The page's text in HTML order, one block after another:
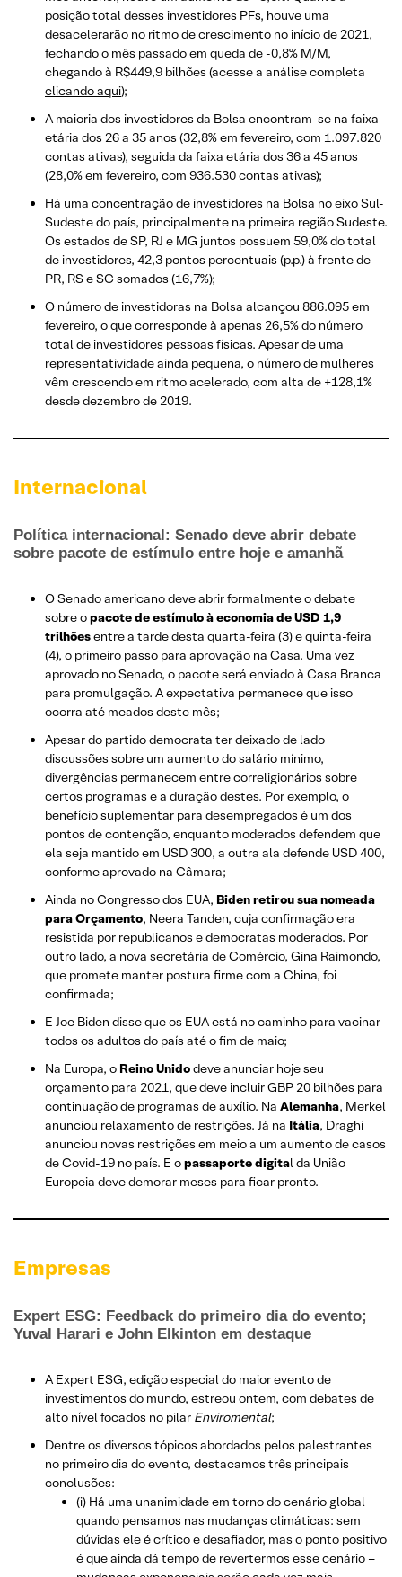
posição total desses investidores PFs, houve uma
desacelerarão no ritmo de crescimento no início de 2021,
fechando o mês passado em queda de -0,8% M/M,
chegando à R$449,9 bilhões (acesse a análise completa
clicando aqui);
A maioria dos investidores da Bolsa encontram-se na faixa
etária dos 26 a 35 anos (32,8% em fevereiro, com 1.097.820
contas ativas), seguida da faixa etária dos 36 a 45 anos
(28,0% em fevereiro, com 936.530 contas ativas);
Há uma concentração de investidores na Bolsa no eixo Sul-
Sudeste do país, principalmente na primeira região Sudeste.
Os estados de SP, RJ e MG juntos possuem 59,0% do total
de investidores, 42,3 pontos percentuais (p.p.) à frente de
PR, RS e SC somados (16,7%);
O número de investidoras na Bolsa alcançou 886.095 em
fevereiro, o que corresponde à apenas 26,5% do número
total de investidores pessoas físicas. Apesar de uma
representatividade ainda pequena, o número de mulheres
vêm crescendo em ritmo acelerado, com alta de +128,1%
desde dezembro de 2019.
Internacional
Política internacional: Senado deve abrir debate
sobre pacote de estímulo entre hoje e amanhã
O Senado americano deve abrir formalmente o debate
sobre opacote de estímulo à economia de USD 1,9
trilhõesentre a tarde desta quarta-feira (3) e quinta-feira
(4), o primeiro passo para aprovação na Casa. Uma vez
aprovado no Senado, o pacote será enviado à Casa Branca
para promulgação. A expectativa permanece que isso
ocorra até meados deste mês;
Apesar do partido democrata ter deixado de lado
discussões sobre um aumento do salário mínimo,
divergências permanecem entre correligionários sobre
certos programas e a duração destes. Por exemplo, o
benefício suplementar para desempregados é um dos
pontos de contenção, enquanto moderados defendem que
ela seja mantido em USD 300, a outra ala defende USD 400,
conforme aprovado na Câmara;
Ainda no Congresso dos EUA, Biden retirou sua nomeada
para Orçamento, Neera Tanden, cuja confirmação era
resistida por republicanos e democratas moderados. Por
outro lado, a nova secretária de Comércio, Gina Raimondo,
que promete manter postura firme com a China, foi
confirmada;
E Joe Biden disse que os EUA está no caminho para vacinar
todos os adultos do país até o fim de maio;
Na Europa, o Reino Unidodeve anunciar hoje seu
orçamento para 2021, que deve incluir GBP 20 bilhões para
continuação de programas de auxílio. Na Alemanha, Merkel
anunciou relaxamento de restrições. Já na Itália, Draghi
anunciou novas restrições em meio a um aumento de casos
de Covid-19 no país. E opassaporte digital da União
Europeia deve demorar meses para ficar pronto.
Empresas
Expert ESG: Feedback do primeiro dia do evento;
Yuval Harari e John Elkinton em destaque
A Expert ESG, edição especial do maior evento de
investimentos do mundo, estreou ontem, com debates de
alto nível focados no pilar Enviromental;
Dentre os diversos tópicos abordados pelos palestrantes
no primeiro dia do evento, destacamos três principais
conclusões:
(i) Há uma unanimidade em torno do cenário global
quando pensamos nas mudanças climáticas: sem
dúvidas ele é crítico e desafiador, mas o ponto positivo
é que ainda dá tempo de revertermos esse cenário –